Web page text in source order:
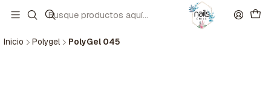
Inicio Polygel PolyGel 045